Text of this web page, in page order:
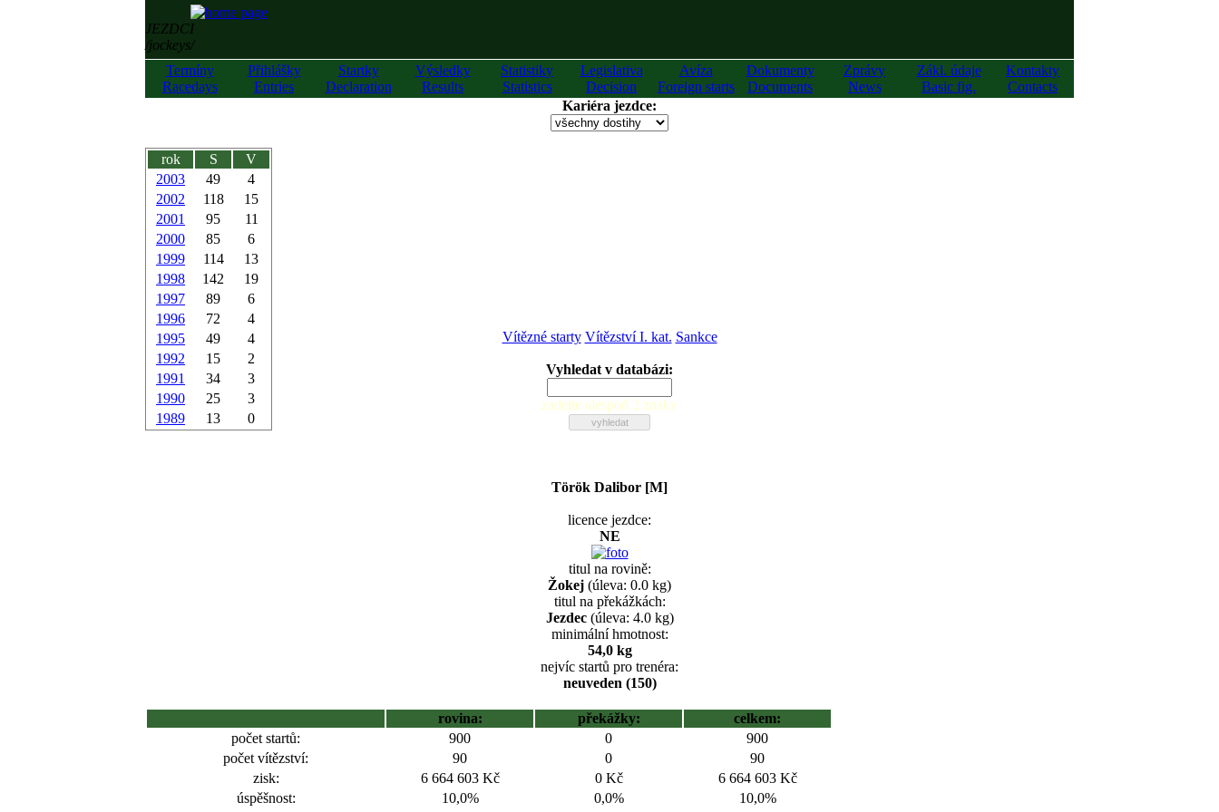
JEZDCI
/jockeys/
Termíny
Racedays
Přihlášky
Entries
Startky
Declaration
Výsledky
Results
Statistiky
Statistics
Legislativa
Decision
Avíza
Foreign starts
Dokumenty
Documents
Zprávy
News
Zákl. údaje
Basic fig.
Kontakty
Contacts
Kariéra jezdce:
rok S
V
2003
49
4
2002
118
15
2001
95
11
2000
85
6
1999
114
13
1998
142
19
1997
89
6
1996
72
4
1995
49
4
1992
15
2
1991
34
3
1990
25
3
1989
13 0
Vítězné starty Vítězství I. kat. Sankce
Vyhledat v databázi:
zadejte alespoň 2 znaky
Török Dalibor [M]
licence jezdce:
NE
titul na rovině:
Žokej (úleva: 0.0 kg)
titul na překážkách:
Jezdec(úleva: 4.0 kg)
minimální hmotnost:
54,0 kg
nejvíc startů pro trenéra:
neuveden (150)
rovina: překážky:
celkem:
počet startů:
900 0
900
počet vítězství:
90 0
90
zisk:
6 664 603 Kč 0 Kč
6 664 603 Kč
úspěšnost:
10,0% 0,0%
10,0%